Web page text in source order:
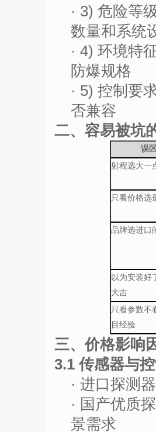
· 3) 危险等
数量和系统
· 4) 环境特
防爆规格
· 5) 控制要
否兼容
二、容易被坑
误
射程选大一
只看价格选
品牌选进口
以为安装好
大吉
只看参数不
目经验
三、价格影响
3.1 传感器与
· 进口探测
· 国产优质
景需求